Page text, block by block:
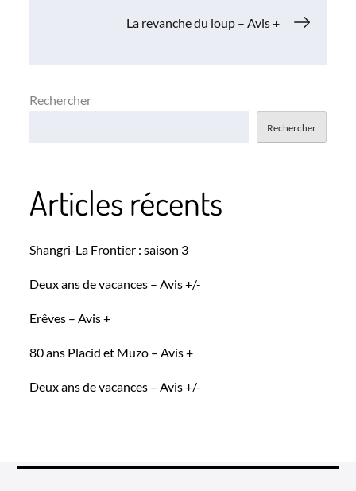
La revanche du loup – Avis +
Rechercher
Rechercher
Articles récents
Shangri-La Frontier : saison 3
Deux ans de vacances – Avis +/-
Erêves – Avis +
80 ans Placid et Muzo – Avis +
Deux ans de vacances – Avis +/-